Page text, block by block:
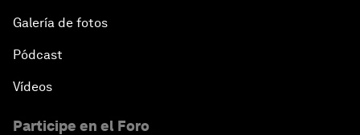
Galería de fotos
Pódcast
Vídeos
Participe en el Foro